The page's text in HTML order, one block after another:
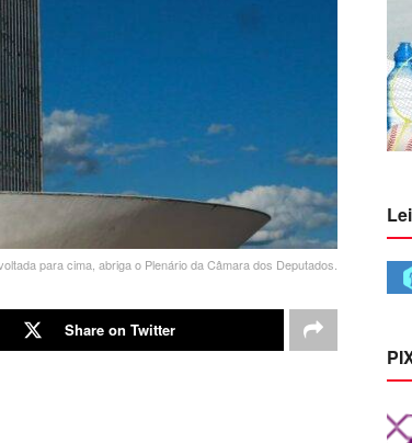
para cima, abriga o Plenário da Câmara dos Deputados.
Share on Twitter